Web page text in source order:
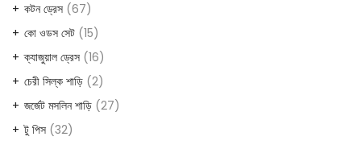
কটন ড্রেস 67
কো ওডস সেট 15
ক্যাজুয়াল ড্রেস 16
চেরী সিল্ক শাড়ি 2
জর্জেট মসলিন শাড়ি 27
টু পিস 32